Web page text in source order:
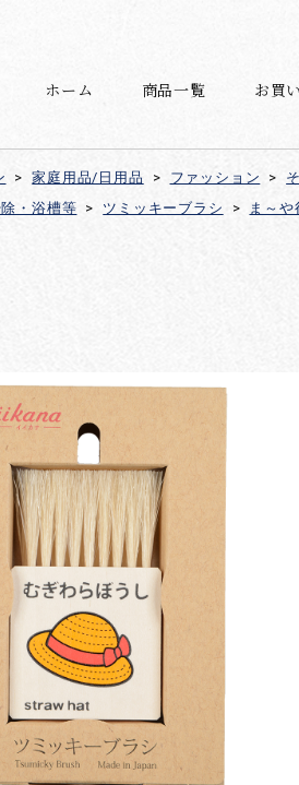
ホーム 商品一覧 お買
> 家庭用品/日用品 > ファッション >
・浴槽等 > ツミッキーブラシ > ま～や